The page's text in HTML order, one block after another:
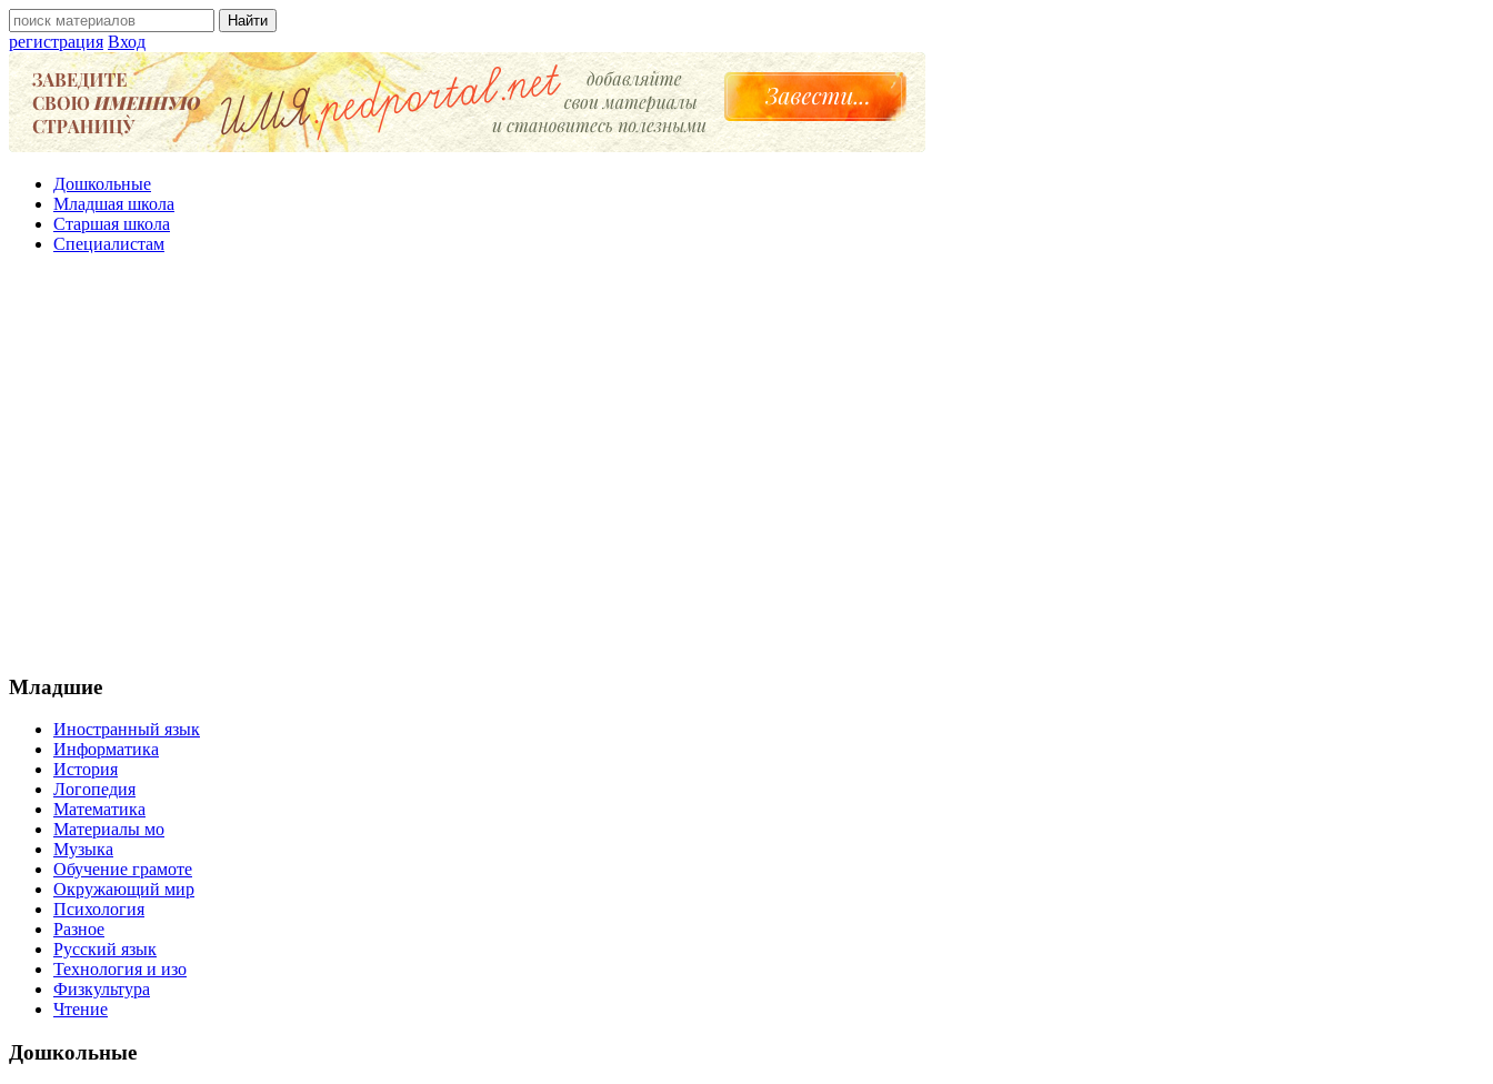
регистрация Вход
Дошкольные
Младшая школа
Старшая школа
Специалистам
Младшие
Иностранный язык
Информатика
История
Логопедия
Математика
Материалы мо
Музыка
Обучение грамоте
Окружающий мир
Психология
Разное
Русский язык
Технология и изо
Физкультура
Чтение
Дошкольные